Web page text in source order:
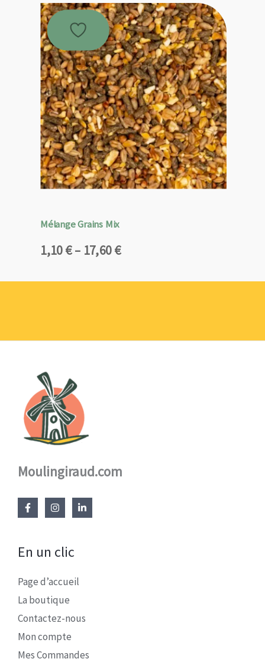
Mélange Grains Mix
1,10€– 17,60€
Plage
prix :
Moulingiraud.com
En un clic
Page d’accueil
La boutique
Contactez-nous
Mon compte
Mes Commandes